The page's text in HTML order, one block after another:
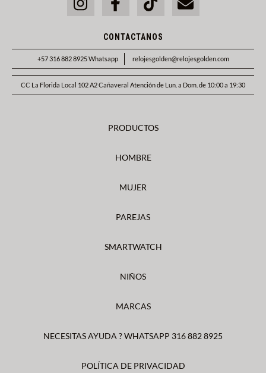
CONTACTANOS
+57 316 882 8925 Whatsapp relojesgolden@relojesgolden.com
CC La Florida Local 102 A2 Cañaveral Atención de Lun. a Dom. de 10:00 a 19:30
PRODUCTOS
HOMBRE
MUJER
PAREJAS
SMARTWATCH
NIÑOS
MARCAS
NECESITAS AYUDA ? WHATSAPP 316 882 8925
POLÍTICA DE PRIVACIDAD